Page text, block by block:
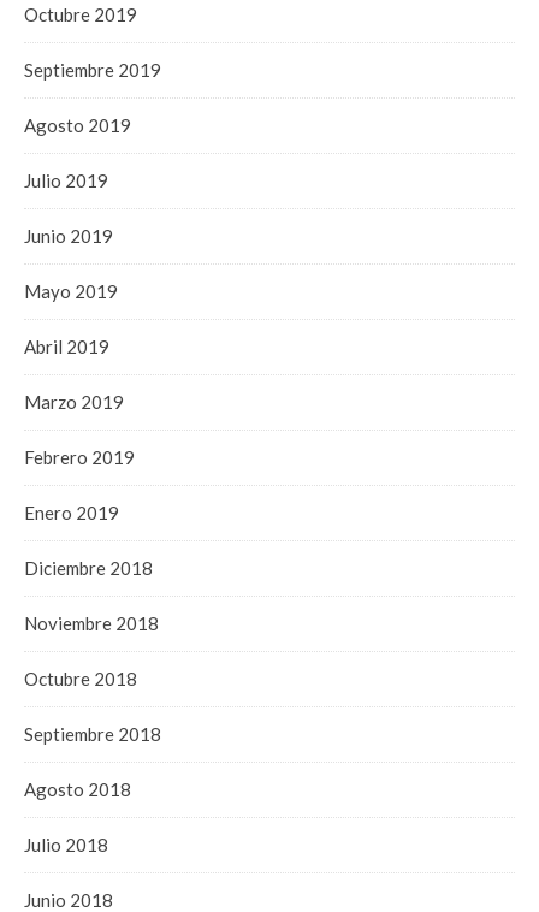
Octubre 2019
Septiembre 2019
Agosto 2019
Julio 2019
Junio 2019
Mayo 2019
Abril 2019
Marzo 2019
Febrero 2019
Enero 2019
Diciembre 2018
Noviembre 2018
Octubre 2018
Septiembre 2018
Agosto 2018
Julio 2018
Junio 2018